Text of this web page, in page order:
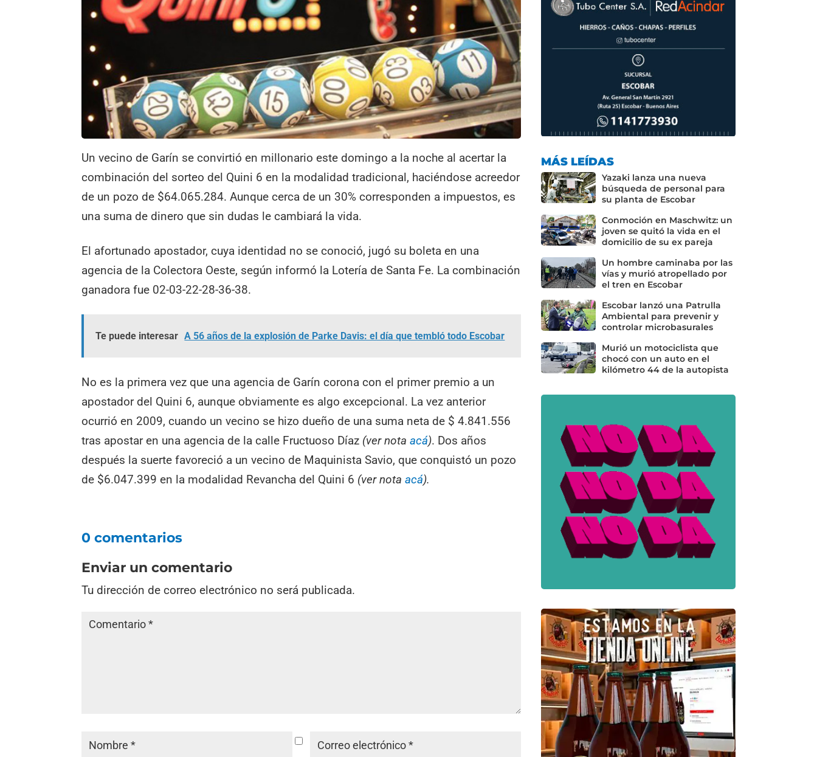
Un vecino de Garín se convirtió en millonario este domingo a la noche al acertar la
combinación del sorteo del Quini 6 en la modalidad tradicional, haciéndose acreedor
de un pozo de $64.065.284. Aunque cerca de un 30% corresponden a impuestos, es
una suma de dinero que sin dudas le cambiará la vida.
El afortunado apostador, cuya identidad no se conoció, jugó su boleta en una
agencia de la Colectora Oeste, según informó la Lotería de Santa Fe. La combinación
ganadora fue 02-03-22-28-36-38.
Te puede interesar A 56 años de la explosión de Parke Davis: el día que tembló todo Escobar
No es la primera vez que una agencia de Garín corona con el primer premio a un
apostador del Quini 6, aunque obviamente es algo excepcional. La vez anterior
ocurrió en 2009, cuando un vecino se hizo dueño de una suma neta de $ 4.841.556
tras apostar en una agencia de la calle Fructuoso Díaz (ver notaacá). Dos años
después la suerte favoreció a un vecino de Maquinista Savio, que conquistó un pozo
de $6.047.399 en la modalidad Revancha del Quini 6 (ver notaacá).
0 comentarios
Enviar un comentario
Tu dirección de correo electrónico no será publicada.
MÁS LEÍDAS
Yazaki lanza una nueva
búsqueda de personal para
su planta de Escobar
Conmoción en Maschwitz: un
joven se quitó la vida en el
domicilio de su ex pareja
Un hombre caminaba por las
vías y murió atropellado por
el tren en Escobar
Escobar lanzó una Patrulla
Ambiental para prevenir y
controlar microbasurales
Murió un motociclista que
chocó con un auto en el
kilómetro 44 de la autopista